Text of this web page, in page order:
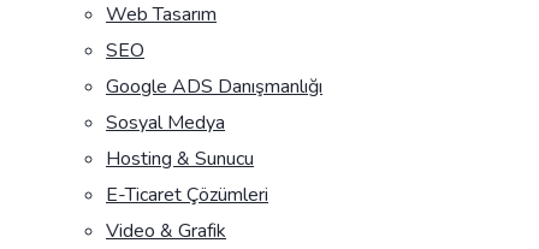
Web Tasarım
SEO
Google ADS Danışmanlığı
Sosyal Medya
Hosting & Sunucu
E-Ticaret Çözümleri
Video & Grafik